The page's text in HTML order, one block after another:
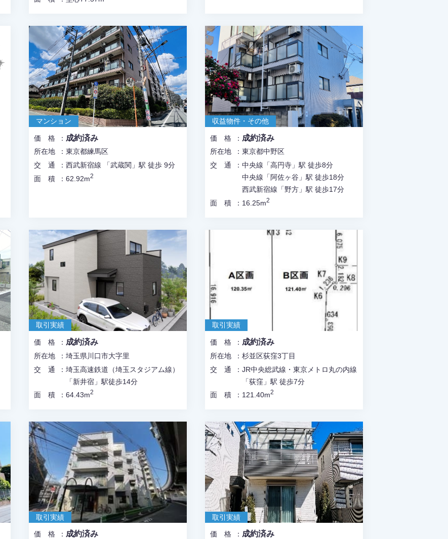
マンション
価格 成約済み
所在地
東京都練馬区
交通 西武新宿線 「武蔵関」駅 徒歩 9分
面積 62.92m2
収益物件・その他
価格 成約済み
所在地
東京都中野区
交通 中央線「高円寺」駅 徒歩8分
中央線「阿佐ヶ谷」駅 徒歩18分
西武新宿線「野方」駅 徒歩17分
面積 16.25m2
取引実績
価格 成約済み
所在地
埼玉県川口市大字里
交通 埼玉高速鉄道（埼玉スタジアム線）
「新井宿」駅徒歩14分
面積 64.43m2
取引実績
価格 成約済み
所在地
杉並区荻窪3丁目
交通 JR中央総武線・東京メトロ丸の内線
「荻窪」駅 徒歩7分
面積 121.40m2
取引実績
価格 成約済み
取引実績
価格 成約済み